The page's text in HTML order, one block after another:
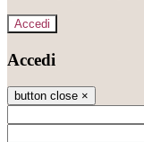
Accedi
Accedi
button close ×